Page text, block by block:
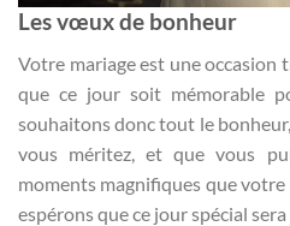
Les vœux de bonheur
Votre mariage est une occasion
que ce jour soit mémorable
souhaitons donc tout le
vous méritez, et que vous
moments magnifiques que
espérons que ce jour spécial